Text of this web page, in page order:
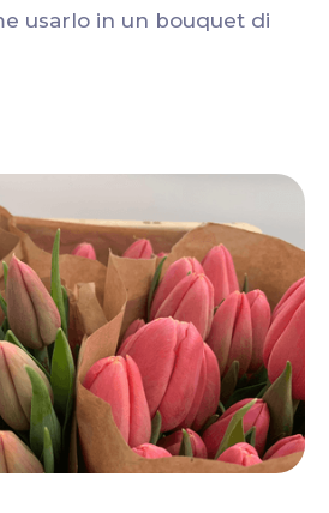
usarlo in un bouquet di